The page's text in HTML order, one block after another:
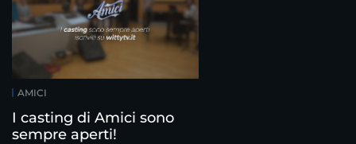
AMICI
I casting di Amici sono
sempre aperti!